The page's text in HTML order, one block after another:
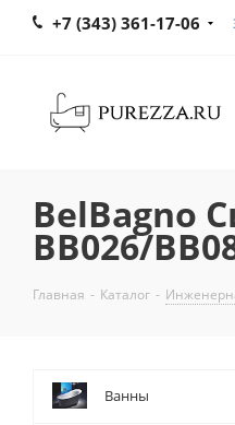
+7 (343) 361-17-06
BelBagno
BB026/
Главная - Каталог -
Ванны